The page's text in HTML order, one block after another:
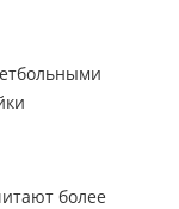
более